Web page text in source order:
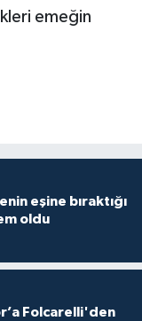
emeğin
eşine bıraktığı
oldu
Folcarelli'den